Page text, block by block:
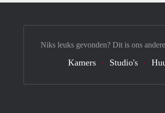
Niks leuks gevonden? Dit is ons
Kamers Studio's